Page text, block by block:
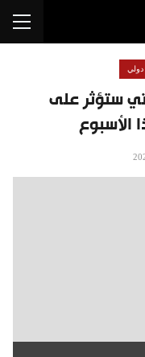
ستؤثر على
الأسبوع
دولي